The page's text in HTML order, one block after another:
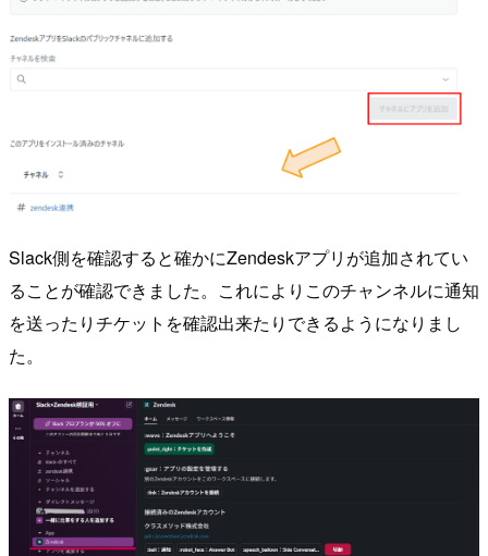
Slack側を確認すると確かにZendeskアプリが追加されてい
ることが確認できました。これによりこのチャンネルに通知
を送ったりチケットを確認出来たりできるようになりまし
た。